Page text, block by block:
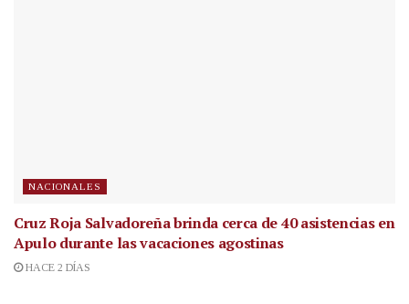
NACIONALES
Cruz Roja Salvadoreña brinda cerca de 40 asistencias en
Apulo durante las vacaciones agostinas
HACE 2 DÍAS